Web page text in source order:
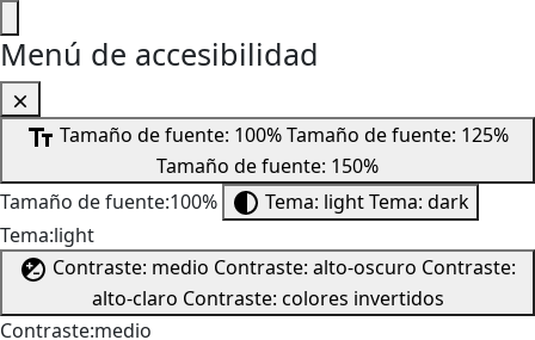
Menú de accesibilidad
Tamaño de fuente: 100%Tamaño de fuente: 125%
Tamaño de fuente: 150%
Tamaño de fuente:100%
Tema: lightTema: dark
Tema:light
Contraste: medio Contraste: alto-oscuro Contraste:
alto-claro Contraste: colores invertidos
Contraste:medio